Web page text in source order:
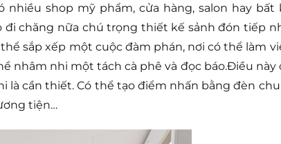
shop mỹ phẩm, cửa hàng, salon hay bất
chăng nữa chú trọng thiết kế sảnh đón tiếp
sắp xếp một cuộc đàm phán, nơi có thể làm
nhâm nhi một tách cà phê và đọc báo.Điều này
là cần thiết. Có thể tạo điểm nhấn bằng đèn
tiện…